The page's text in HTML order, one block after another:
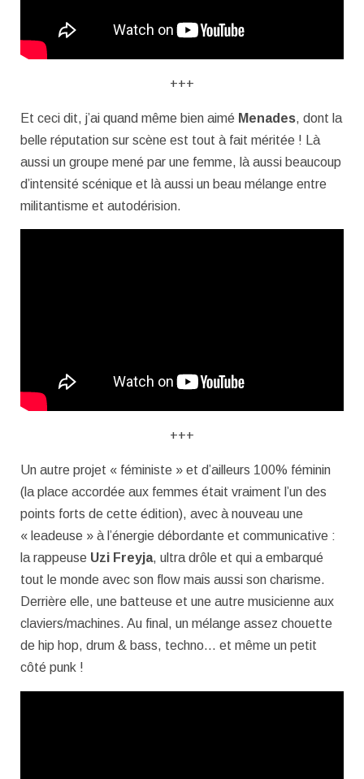
+++
Et ceci dit, j’ai quand même bien aimé Menades, dont la
belle réputation sur scène est tout à fait méritée ! Là
aussi un groupe mené par une femme, là aussi beaucoup
d’intensité scénique et là aussi un beau mélange entre
militantisme et autodérision.
+++
Un autre projet « féministe » et d’ailleurs 100% féminin
(la place accordée aux femmes était vraiment l’un des
points forts de cette édition), avec à nouveau une
« leadeuse » à l’énergie débordante et communicative :
la rappeuse Uzi Freyja, ultra drôle et qui a embarqué
tout le monde avec son flow mais aussi son charisme.
Derrière elle, une batteuse et une autre musicienne aux
claviers/machines. Au final, un mélange assez chouette
de hip hop, drum & bass, techno… et même un petit
côté punk !